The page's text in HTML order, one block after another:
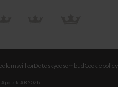
DataskyddsombudCookiepolicy
Apotek AB 2026